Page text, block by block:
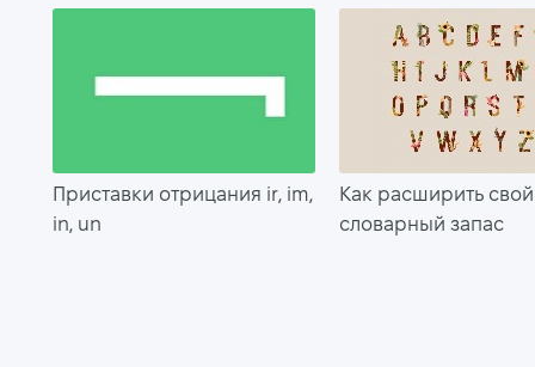
Приставки отрицания ir, im,
in, un
Как расширить свой
словарный запас